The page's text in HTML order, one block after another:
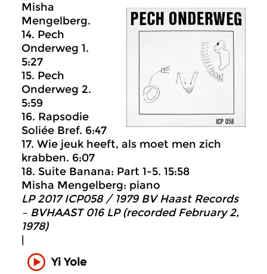
Misha
Mengelberg.
14. Pech
Onderweg 1.
5:27
15. Pech
Onderweg 2.
5:59
16. Rapsodie
Soliée Bref. 6:47
17. Wie jeuk heeft, als moet men zich
krabben. 6:07
18. Suite Banana: Part 1-5. 15:58
Misha Mengelberg: piano
LP 2017 ICP058 / 1979 BV Haast Records
– BVHAAST 016 LP (recorded February 2,
1978)
Yi Yole